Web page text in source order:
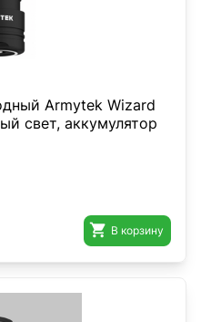
Armytek Wizard
свет, аккумулятор
 В корзину